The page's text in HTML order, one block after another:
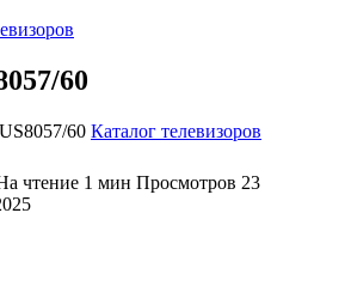
60
Каталог телевизоров
чтение 1 мин Просмотров 23